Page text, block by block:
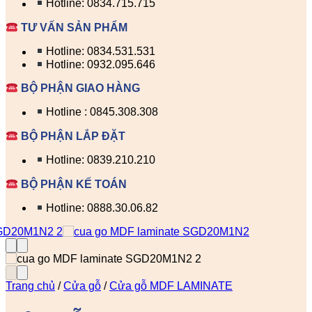
Hotline: 0834.715.715
TƯ VẤN SẢN PHẨM
Hotline: 0834.531.531
Hotline: 0932.095.646
BỘ PHẬN GIAO HÀNG
Hotline : 0845.308.308
BỘ PHẬN LẮP ĐẶT
Hotline: 0839.210.210
BỘ PHẬN KẾ TOÁN
Hotline: 0888.30.06.82
Trang chủ / Cửa gỗ / Cửa gỗ MDF LAMINATE